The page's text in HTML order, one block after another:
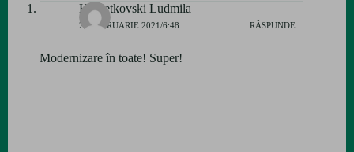
Hometkovski Ludmila
26 FEBRUARIE 2021/6:48 RĂSPUNDE
Modernizare în toate! Super!